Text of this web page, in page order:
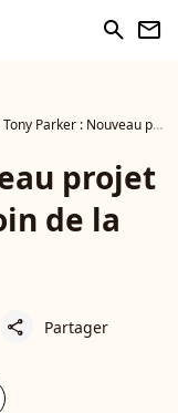
search newsletter
Tony Parker : Nouveau projet inattendu, très loin de la NBA
projet
de la
share Partager